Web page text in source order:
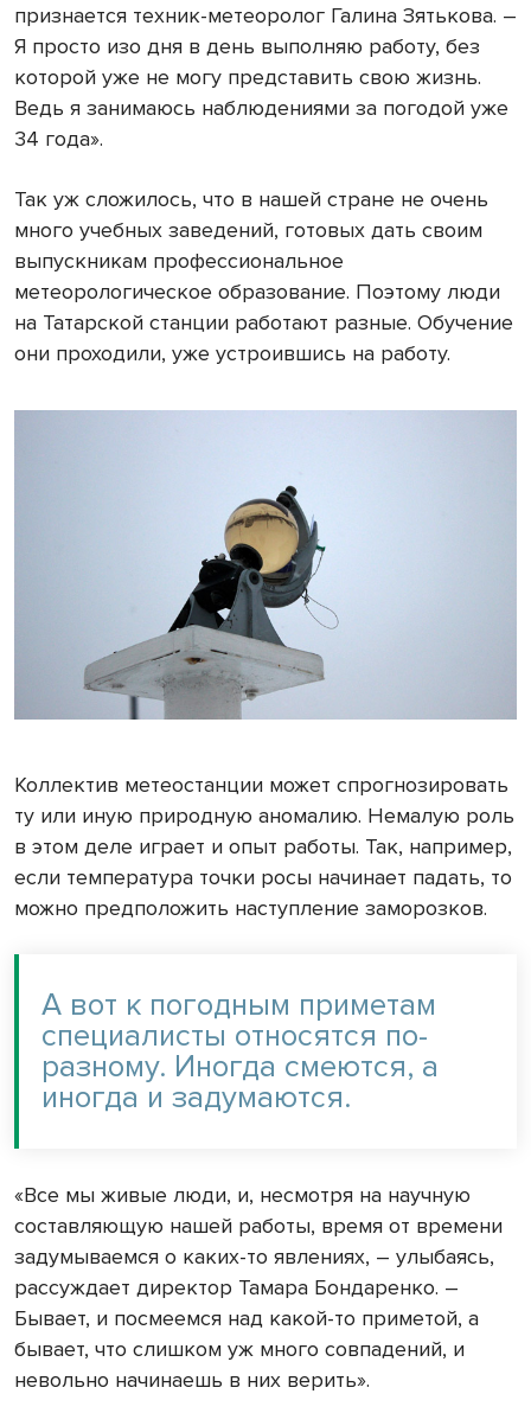
признается техник-метеоролог Галина Зятькова. –
Я просто изо дня в день выполняю работу, без
которой уже не могу представить свою жизнь.
Ведь я занимаюсь наблюдениями за погодой уже
34 года».
Так уж сложилось, что в нашей стране не очень
много учебных заведений, готовых дать своим
выпускникам профессиональное
метеорологическое образование. Поэтому люди
на Татарской станции работают разные. Обучение
они проходили, уже устроившись на работу.
Коллектив метеостанции может спрогнозировать
ту или иную природную аномалию. Немалую роль
в этом деле играет и опыт работы. Так, например,
если температура точки росы начинает падать, то
можно предположить наступление заморозков.
А вот к погодным приметам
специалисты относятся по-
разному. Иногда смеются, а
иногда и задумаются.
«Все мы живые люди, и, несмотря на научную
составляющую нашей работы, время от времени
задумываемся о каких-то явлениях, – улыбаясь,
рассуждает директор Тамара Бондаренко. –
Бывает, и посмеемся над какой-то приметой, а
бывает, что слишком уж много совпадений, и
невольно начинаешь в них верить».